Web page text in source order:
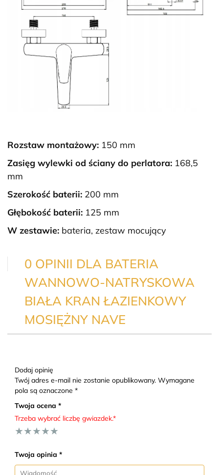
Rozstaw montażowy: 150 mm
Zasięg wylewki od ściany do perlatora: 168,5
mm
Szerokość baterii: 200 mm
Głębokość baterii: 125 mm
W zestawie: bateria, zestaw mocujący
0 OPINII DLA BATERIA
WANNOWO-NATRYSKOWA
BIAŁA KRAN ŁAZIENKOWY
MOSIĘŻNY NAVE
Dodaj opinię
Twój adres e-mail nie zostanie opublikowany. Wymagane
pola są oznaczone *
Twoja ocena *
Trzeba wybrać liczbę gwiazdek.*
★
★
★
★
★
Twoja opinia *